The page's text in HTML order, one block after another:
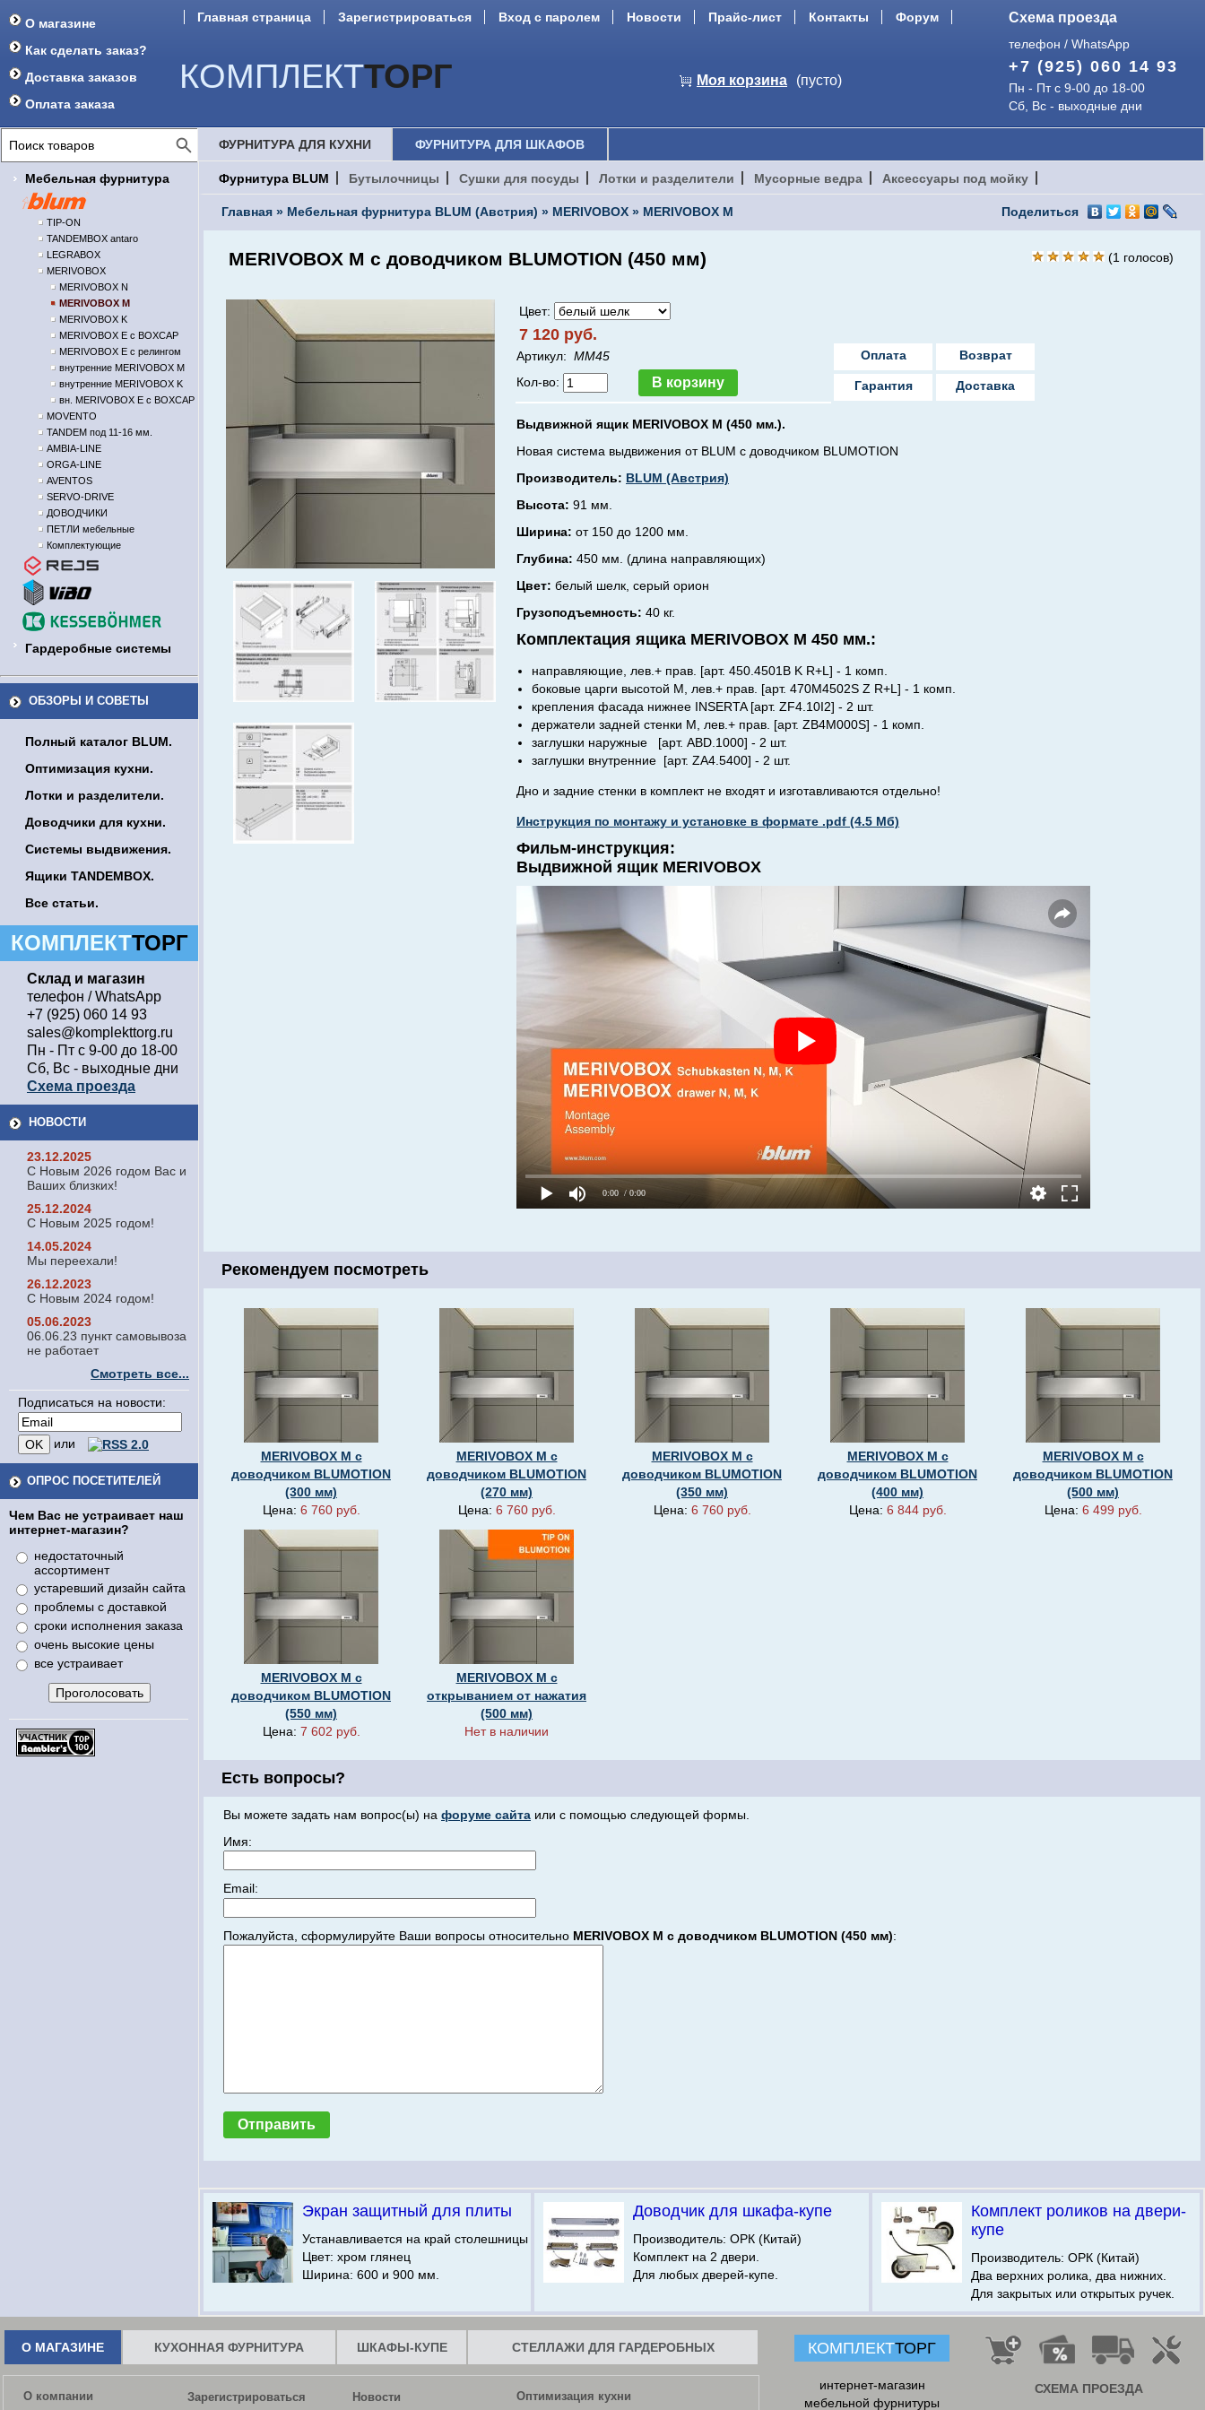
О магазине
Как сделать заказ?
Доставка заказов
Оплата заказа
Главная страница Зарегистрироваться Вход с паролем Новости Прайс-лист Контакты Форум Схема проезда
КОМПЛЕКТТОРГ Моя корзина (пусто)
телефон / WhatsApp
+7 (925) 060 14 93
Пн - Пт с 9-00 до 18-00
Сб, Вс - выходные дни
Мебельная фурнитура
TIP-ON
TANDEMBOX antaro
LEGRABOX
MERIVOBOX
MERIVOBOX N
MERIVOBOX M
MERIVOBOX K
MERIVOBOX E с BOXCAP
MERIVOBOX E с релингом
внутренние MERIVOBOX M
внутренние MERIVOBOX K
вн. MERIVOBOX E с BOXCAP
MOVENTO
TANDEM под 11-16 мм.
AMBIA-LINE
ORGA-LINE
AVENTOS
SERVO-DRIVE
ДОВОДЧИКИ
ПЕТЛИ мебельные
Комплектующие
Гардеробные системы
ОБЗОРЫ И СОВЕТЫ
Полный каталог BLUM.
Оптимизация кухни.
Лотки и разделители.
Доводчики для кухни.
Системы выдвижения.
Ящики TANDEMBOX.
Все статьи.
КОМПЛЕКТТОРГ
Склад и магазин
телефон / WhatsApp
+7 (925) 060 14 93
sales@komplekttorg.ru
Пн - Пт с 9-00 до 18-00
Сб, Вс - выходные дни
Схема проезда
НОВОСТИ
23.12.2025
С Новым 2026 годом Вас и
Ваших близких!
25.12.2024
С Новым 2025 годом!
14.05.2024
Мы переехали!
26.12.2023
С Новым 2024 годом!
05.06.2023
06.06.23 пункт самовывоза
не работает
Смотреть все...
Подписаться на новости:
или
ОПРОС ПОСЕТИТЕЛЕЙ
Чем Вас не устраивает наш
интернет-магазин?
недостаточный
ассортимент
устаревший дизайн сайта
проблемы с доставкой
сроки исполнения заказа
очень высокие цены
все устраивает
ФУРНИТУРА ДЛЯ КУХНИ ФУРНИТУРА ДЛЯ ШКАФОВ
Фурнитура BLUM Бутылочницы Сушки для посуды Лотки и разделители Мусорные ведра Аксессуары под мойку
Главная » Мебельная фурнитура BLUM (Австрия) » MERIVOBOX » MERIVOBOX M Поделиться
MERIVOBOX M с доводчиком BLUMOTION (450 мм) (1 голосов)
Цвет:
7 120 руб.
Артикул: MM45
Кол-во:
Оплата Возврат
Гарантия Доставка
Выдвижной ящик MERIVOBOX M (450 мм.).
Новая система выдвижения от BLUM c доводчиком BLUMOTION
Производитель: BLUM (Австрия)
Высота: 91 мм.
Ширина: от 150 до 1200 мм.
Глубина: 450 мм. (длина направляющих)
Цвет: белый шелк, серый орион
Грузоподъемность: 40 кг.
Комплектация ящика MERIVOBOX M 450 мм.:
направляющие, лев.+ прав. [арт. 450.4501B K R+L] - 1 комп.
боковые царги высотой M, лев.+ прав. [арт. 470M4502S Z R+L] - 1 комп.
крепления фасада нижнее INSERTA [арт. ZF4.10I2] - 2 шт.
держатели задней стенки M, лев.+ прав. [арт. ZB4M000S] - 1 комп.
заглушки наружные [арт. ABD.1000] - 2 шт.
заглушки внутренние [арт. ZA4.5400] - 2 шт.
Дно и задние стенки в комплект не входят и изготавливаются отдельно!
Инструкция по монтажу и установке в формате .pdf (4.5 Мб)
Фильм-инструкция:
Выдвижной ящик MERIVOBOX
Рекомендуем посмотреть
MERIVOBOX M с
доводчиком BLUMOTION
(300 мм)
Цена: 6 760 руб.
MERIVOBOX M с
доводчиком BLUMOTION
(270 мм)
Цена: 6 760 руб.
MERIVOBOX M с
доводчиком BLUMOTION
(350 мм)
Цена: 6 760 руб.
MERIVOBOX M с
доводчиком BLUMOTION
(400 мм)
Цена: 6 844 руб.
MERIVOBOX M с
доводчиком BLUMOTION
(500 мм)
Цена: 6 499 руб.
MERIVOBOX M с
доводчиком BLUMOTION
(550 мм)
Цена: 7 602 руб.
MERIVOBOX M с
открыванием от нажатия
(500 мм)
Нет в наличии
Есть вопросы?
Вы можете задать нам вопрос(ы) на форуме сайта или с помощью следующей формы.
Имя:
Email:
Пожалуйста, сформулируйте Ваши вопросы относительно MERIVOBOX M с доводчиком BLUMOTION (450 мм):
Экран защитный для плиты
Устанавливается на край столешницы
Цвет: хром глянец
Ширина: 600 и 900 мм.
Доводчик для шкафа-купе
Производитель: ОРК (Китай)
Комплект на 2 двери.
Для любых дверей-купе.
Комплект роликов на двери-
купе
Производитель: ОРК (Китай)
Два верхних ролика, два нижних.
Для закрытых или открытых ручек.
О МАГАЗИНЕ КУХОННАЯ ФУРНИТУРА ШКАФЫ-КУПЕ СТЕЛЛАЖИ ДЛЯ ГАРДЕРОБНЫХ
О компании Зарегистрироваться Новости Оптимизация кухни
КОМПЛЕКТТОРГ
интернет-магазин
мебельной фурнитуры
СХЕМА ПРОЕЗДА